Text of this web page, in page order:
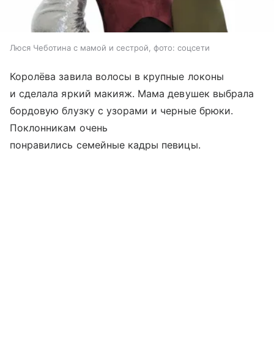
Люся Чеботина с мамой и сестрой, фото: соцсети
Королёва завила волосы в крупные локоны
и сделала яркий макияж. Мама девушек выбрала
бордовую блузку с узорами и черные брюки.
Поклонникам очень
понравились семейные кадры певицы.